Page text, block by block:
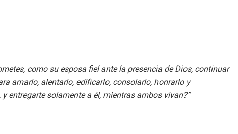
como su esposa fiel ante la presencia de Dios, continuar
amarlo, alentarlo, edificarlo, consolarlo, honrarlo y
entregarte solamente a él, mientras ambos vivan?”